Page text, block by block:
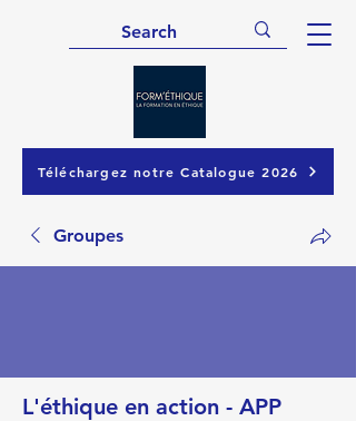
Téléchargez notre Catalogue 2026
Groupes
L'éthique en action - APP